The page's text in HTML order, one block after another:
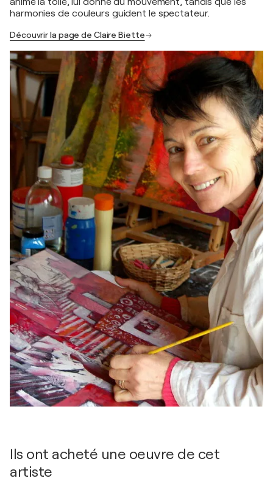
harmonies de couleurs guident le spectateur.
Découvrir la page de Claire Biette
Ils ont acheté une oeuvre de cet
artiste